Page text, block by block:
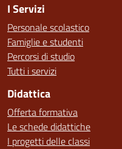
I Servizi
Personale scolastico
Famiglie e studenti
Percorsi di studio
Tutti i servizi
Didattica
Offerta formativa
Le schede didattiche
I progetti delle classi